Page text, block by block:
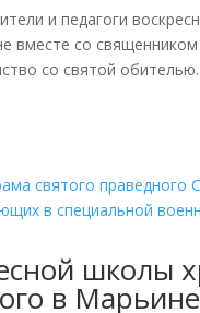
и педагоги
вместе со
со святой
школы
в